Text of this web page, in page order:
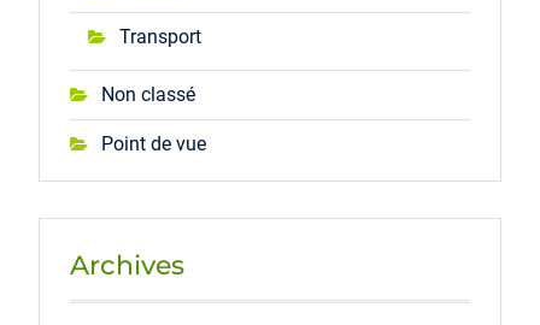
Transport
Non classé
Point de vue
Archives